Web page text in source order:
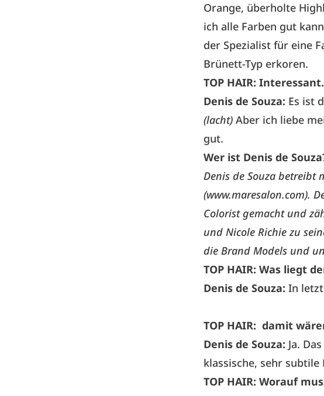
Orange, überholte
ich alle Farben gut
der Spezialist für eine
Brünett-Typ erkoren.
TOP HAIR: Interessant.
Denis de Souza: Es ist
(lacht) Aber ich liebe
gut.
Wer ist Denis de
Denis de Souza betreibt
(www.maresalon.com).
Colorist gemacht und
und Nicole Richie zu
die Brand Models und
TOP HAIR: Was liegt
Denis de Souza: In
TOP HAIR: damit
Denis de Souza: Ja.
klassische, sehr
TOP HAIR: Worauf